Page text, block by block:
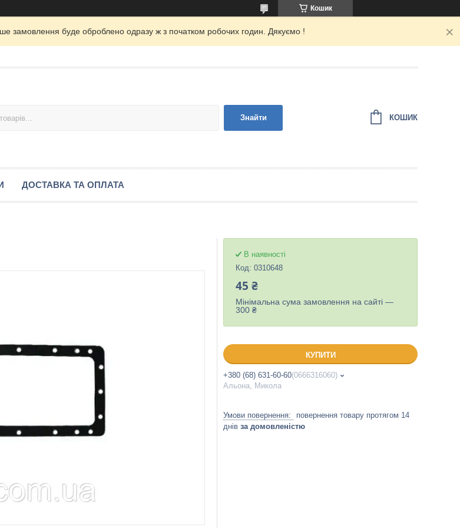
Кошик
замовлення буде оброблено одразу ж з початком робочих годин. Дякуємо !
Знайти КОШИК
ДОСТАВКА ТА ОПЛАТА
В наявності
Код: 0310648
45 ₴
Мінімальна сума замовлення на сайті —
300 ₴
КУПИТИ
+380 (68) 631-60-60 0666316060
Альона, Микола
повернення товару протягом 14
днів за домовленістю